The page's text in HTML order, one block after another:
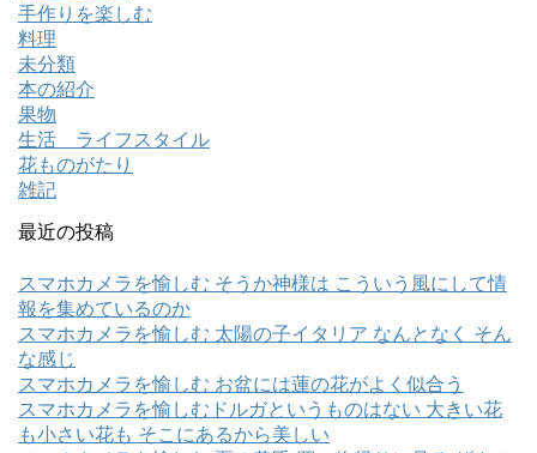
手作りを楽しむ
料理
未分類
本の紹介
果物
生活 ライフスタイル
花ものがたり
雑記
最近の投稿
スマホカメラを愉しむ そうか神様は こういう風にして情
報を集めているのか
スマホカメラを愉しむ 太陽の子イタリア なんとなく そん
な感じ
スマホカメラを愉しむ お盆には蓮の花がよく似合う
スマホカメラを愉しむドルガというものはない 大きい花
も小さい花も そこにあるから美しい